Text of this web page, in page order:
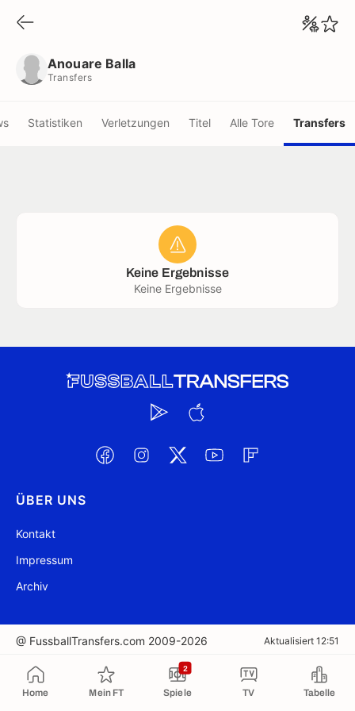
Home Mein FT Spiele
2
TV Tabelle
Anouare Balla
Transfers
Statistiken Verletzungen Titel Alle Tore Transfers
Keine Ergebnisse
Keine Ergebnisse
ÜBER UNS
Kontakt
Impressum
Archiv
@ FussballTransfers.com 2009-2026 Aktualisiert 12:51
In die Zwischenablage kopiert